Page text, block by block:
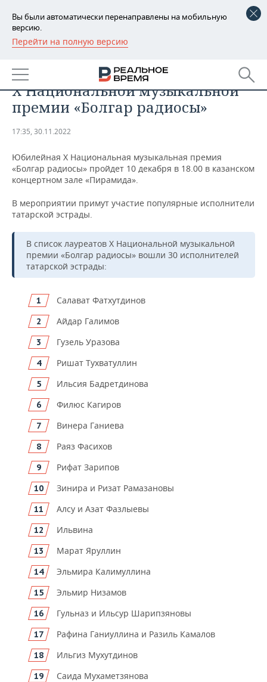
Вы были автоматически перенаправлены на мобильную
версию.
Перейти на полную версию
РЕГИОНЫ
БАШКОРТОСТАН
ТАТАРСТАН
НОВОСТИ
АНАЛИТИКА
ДЕКЛАРАЦИИ О ДОХОДАХ
КОРОЛИ ГОСЗАКАЗА ПФО
ВУЗЫ ТАТАРСТАНА
КОМУ ПРИНАДЛЕЖАТ
ТОРГОВЫЕ ЦЕНТРЫ
ТАТАРСТАНА
НОВОСТИ ЭКОНОМИКИ
ФИНАНСЫ
БАНКИ
БЮДЖЕТ
ИНВЕСТИЦИИ
ПРОМЫШЛЕННОСТЬ
НОВОСТИ
ПРОМЫШЛЕННОСТИ
АГРОПРОМ
МАШИНОСТРОЕНИЕ
НЕФТЕХИМИЯ
НЕФТЬ
ОПК
НЕДВИЖИМОСТЬ
НОВОСТИ НЕДВИЖИМОСТИ
АВТО
НОВОСТИ АВТО
БИЗНЕС
НОВОСТИ БИЗНЕСА
ТРАНСПОРТ
УСЛУГИ
ТЕХНОЛОГИИ
МЕДИА
ТЕЛЕКОММУНИКАЦИИ
НОВОСТИ МЕРОПРИЯТИЙ
ВЫЕЗДНАЯ РЕДАКЦИЯ
БИЗНЕС-БРАНЧИ
ONLINE-КОНФЕРЕНЦИИ
ОТКРЫТАЯ ЛЕКЦИЯ
СПОРТ
НОВОСТИ СПОРТА
ФУТБОЛ
ХОККЕЙ
БАСКЕТБОЛ
ВОЛЕЙБОЛ
КИБЕРСПОРТ
ФИГУРНОЕ КАТАНИЕ
ВОДНЫЕ ВИДЫ СПОРТА
ХОККЕЙ С МЯЧОМ
ОБЩЕСТВО
НОВОСТИ ОБЩЕСТВА
ВЛАСТЬ
ИНФРАСТРУКТУРА
ИСТОРИЯ
КУЛЬТУРА
МЕДИЦИНА
ОБРАЗОВАНИЕ
ПРОИСШЕСТВИЯ
ФОТОГАЛЕРЕЯ
СЮЖЕТЫ
СПРАВОЧНИК
СПИСОК ПЕРСОН
СПИСОК КОМПАНИЙ
ПОЛНАЯ ВЕРСИЯ
Стал известен список лауреатов
Х Национальной музыкальной
премии «Болгар радиосы»
17:35, 30.11.2022
Юбилейная Х Национальная музыкальная премия
«Болгар радиосы» пройдет 10 декабря в 18.00 в казанском
концертном зале «Пирамида».
В мероприятии примут участие популярные исполнители
татарской эстрады.
В список лауреатов Х Национальной музыкальной
премии «Болгар радиосы» вошли 30 исполнителей
татарской эстрады:
Салават Фатхутдинов
Айдар Галимов
Гузель Уразова
Ришат Тухватуллин
Ильсия Бадретдинова
Филюс Кагиров
Винера Ганиева
Раяз Фасихов
Рифат Зарипов
Зинира и Ризат Рамазановы
Алсу и Азат Фазлыевы
Ильвина
Марат Яруллин
Эльмира Калимуллина
Эльмир Низамов
Гульназ и Ильсур Шарипзяновы
Рафина Ганиуллина и Разиль Камалов
Ильгиз Мухутдинов
Саида Мухаметзянова